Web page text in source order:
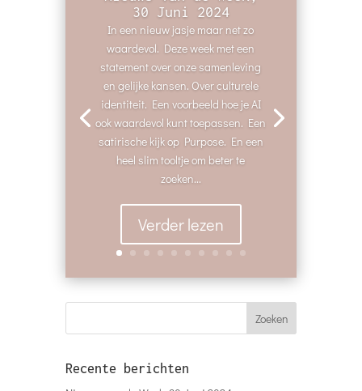
30 Juni 2024
In een nieuw jasje maar net zo
waardevol. Deze week met een
statement over onze samenleving
en gelijke kansen. Over culturele
identiteit. Een voorbeeld hoe je AI
ook waardevol kunt toepassen. Een
satirische kijk op Purpose. En een
heel slim tooltje om beter te
zoeken...
Verder lezen
Recente berichten